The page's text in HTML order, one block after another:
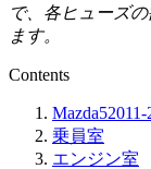
で、各ヒューズ
ます。
Contents
乗員室
エンジン室